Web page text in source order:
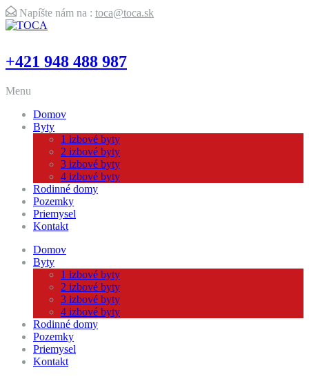
Napíšte nám na : toca@toca.sk
+421 948 488 987
Menu
Domov
Byty
1 izbové byty
2 izbové byty
3 izbové byty
4 izbové byty
Rodinné domy
Pozemky
Priemysel
Kontakt
Domov
Byty
1 izbové byty
2 izbové byty
3 izbové byty
4 izbové byty
Rodinné domy
Pozemky
Priemysel
Kontakt